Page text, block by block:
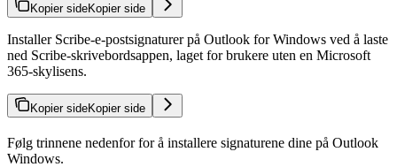
Kopier sideKopier side
Installer Scribe-e-postsignaturer på Outlook for Windows ved å laste
ned Scribe-skrivebordsappen, laget for brukere uten en Microsoft
365-skylisens.
Kopier sideKopier side
Følg trinnene nedenfor for å installere signaturene dine på Outlook
Windows.